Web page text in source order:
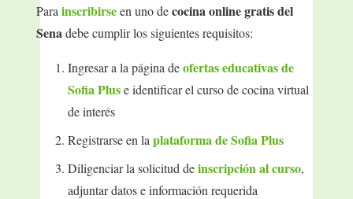
Para inscribirse en uno decocina online gratis del
Sena debe cumplir los siguientes requisitos:
Ingresar a la página deofertas educativas de
Sofia Pluse identificar el curso de cocina virtual
de interés
Registrarse en laplataforma de Sofia Plus
Diligenciar la solicitud deinscripción al curso,
adjuntar datos e información requerida